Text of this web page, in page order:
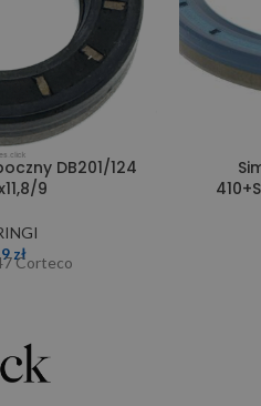
DB201/124
9
zł
Corteco